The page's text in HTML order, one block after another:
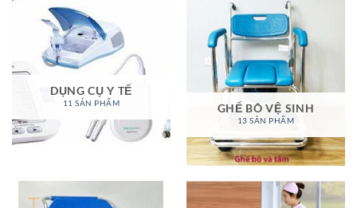
DỤNG CỤ Y TẾ
11 SẢN PHẨM GHẾ BÔ VỆ SINH
13 SẢN PHẨM